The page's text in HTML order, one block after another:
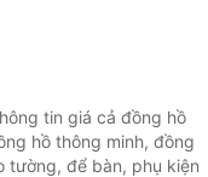
tin giá cả đồng hồ
hồ thông minh, đồng
tường, để bàn, phụ kiện